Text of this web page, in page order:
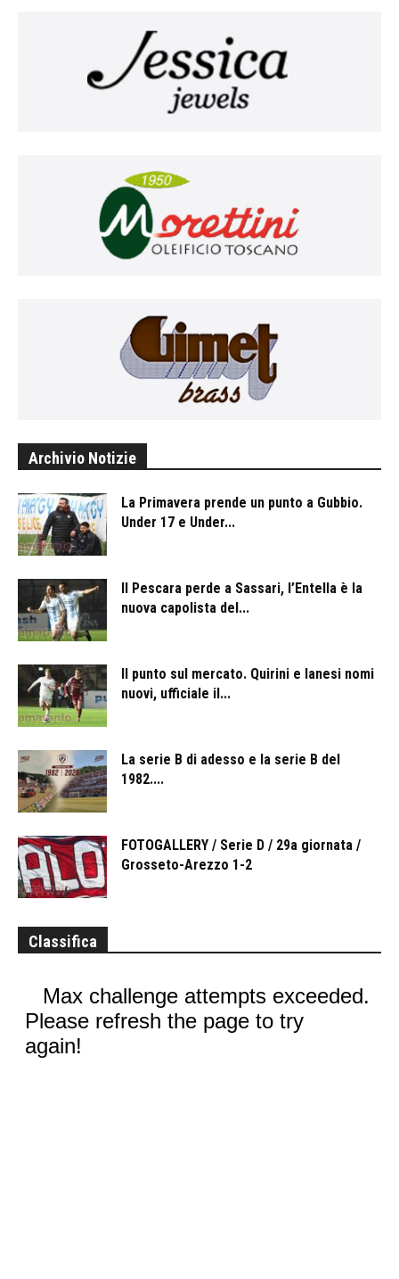
Archivio Notizie
La Primavera prende un punto a Gubbio.
Under 17 e Under...
Il Pescara perde a Sassari, l’Entella è la
nuova capolista del...
Il punto sul mercato. Quirini e Ianesi nomi
nuovi, ufficiale il...
La serie B di adesso e la serie B del
1982....
FOTOGALLERY / Serie D / 29a giornata /
Grosseto-Arezzo 1-2
Classifica